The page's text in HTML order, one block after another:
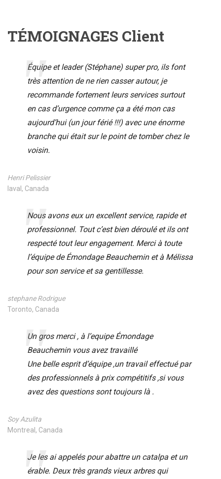
TÉMOIGNAGES Client
Équipe et leader (Stéphane) super pro, ils font
très attention de ne rien casser autour, je
recommande fortement leurs services surtout
en cas d’urgence comme ça a été mon cas
aujourd’hui (un jour férié !!!) avec une énorme
branche qui était sur le point de tomber chez le
voisin.
Henri Pelissier
laval, Canada
Nous avons eux un excellent service, rapide et
professionnel. Tout c’est bien déroulé et ils ont
respecté tout leur engagement. Merci à toute
l’équipe de Émondage Beauchemin et à Mélissa
pour son service et sa gentillesse.
stephane Rodrigue
Toronto, Canada
Un gros merci , à l’equipe Émondage
Beauchemin vous avez travaillé
Une belle esprit d’équipe ,un travail effectué par
des professionnels à prix compétitifs ,si vous
avez des questions sont toujours là .
Soy Azulita
Montreal, Canada
Je les ai appelés pour abattre un catalpa et un
érable. Deux très grands vieux arbres qui